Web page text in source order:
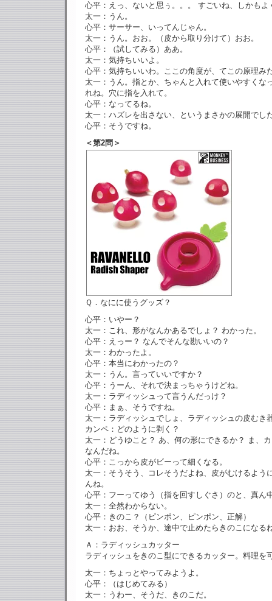
心平：えっ、ないと思ぅ。。。 すごいね、しかもよ
太一：うん。
心平：サーサー、いってんじゃん。
太一：うん。おお。（皮から取り分けて）おお。
心平：（試してみる）ああ。
太一：気持ちいいよ。
心平：気持ちいいわ。ここの角度が、てこの原理み
太一：うん。指とか、ちゃんと入れて使いやすくな
れね。穴に指を入れて。
心平：なってるね。
太一：ハズレを出さない、というまさかの展開でし
心平：そうですね。
＜第2問＞
Ｑ．なにに使うグッズ？
心平：いやー？
太一：これ、形がなんかあるでしょ？ わかった。
心平：えっー？ なんでそんな勘いいの？
太一：わかったよ。
心平：本当にわかったの？
太一：うん。言っていいですか？
心平：うーん、それで決まっちゃうけどね。
太一：ラディッシュって言うんだっけ？
心平：まぁ、そうですね。
太一：ラディッシュでしょ、ラディッシュの皮むき
カンペ：どのように剥く？
太一：どうゆこと？ あ、何の形にできるか？ ま、
なんだね。
心平：こっから皮がビーって細くなる。
太一：そうそう、コレそうだよね、皮がむけるよう
んね。
心平：フーってゆう（指を回すしぐさ）のと、真ん
太一：全然わからない。
心平：きのこ？（ピンポン、ピンポン、正解）
太一：おお、そうか、途中で止めたらきのこになる
Ａ：ラディッシュカッター
ラディッシュをきのこ型にできるカッター。料理を
太一：ちょっとやってみようよ。
心平：（はじめてみる）
太一：うわー、そうだ、きのこだ。